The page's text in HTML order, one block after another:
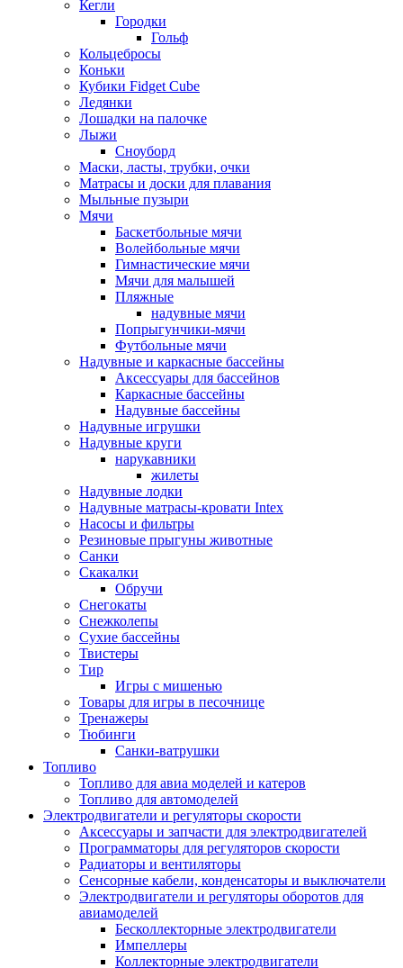
Кегли
Городки
Гольф
Кольцебросы
Коньки
Кубики Fidget Cube
Ледянки
Лошадки на палочке
Лыжи
Сноуборд
Маски, ласты, трубки, очки
Матрасы и доски для плавания
Мыльные пузыри
Мячи
Баскетбольные мячи
Волейбольные мячи
Гимнастические мячи
Мячи для малышей
Пляжные
надувные мячи
Попрыгунчики-мячи
Футбольные мячи
Надувные и каркасные бассейны
Аксессуары для бассейнов
Каркасные бассейны
Надувные бассейны
Надувные игрушки
Надувные круги
нарукавники
жилеты
Надувные лодки
Надувные матрасы-кровати Intex
Насосы и фильтры
Резиновые прыгуны животные
Санки
Скакалки
Обручи
Снегокаты
Снежколепы
Сухие бассейны
Твистеры
Тир
Игры с мишенью
Товары для игры в песочнице
Тренажеры
Тюбинги
Санки-ватрушки
Топливо
Топливо для авиа моделей и катеров
Топливо для автомоделей
Электродвигатели и регуляторы скорости
Аксессуары и запчасти для электродвигателей
Программаторы для регуляторов скорости
Радиаторы и вентиляторы
Сенсорные кабели, конденсаторы и выключатели
Электродвигатели и регуляторы оборотов для
авиамоделей
Бесколлекторные электродвигатели
Импеллеры
Коллекторные электродвигатели